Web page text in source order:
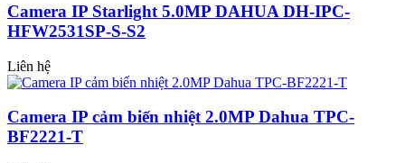
Camera IP Starlight 5.0MP DAHUA DH-IPC-
HFW2531SP-S-S2
Liên hệ
Camera IP cảm biến nhiệt 2.0MP Dahua TPC-
BF2221-T